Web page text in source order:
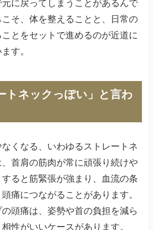
に戻ってしまうことがあるんで
そ、体を整えることと、日常の
とをセットで進めるのが近道に
す。
トネックっぽい」と言わ
くなる、いわゆるストレートネ
首肩の筋肉が常に頑張り続けや
ると筋緊張が強まり、血流の条
痛につながることがあります。
頭痛は、姿勢や首の負担を減ら
性がいいケースがあります。